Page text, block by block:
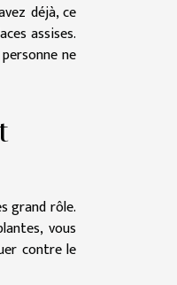
déjà, ce
assises.
ne
grand rôle.
vous
contre le